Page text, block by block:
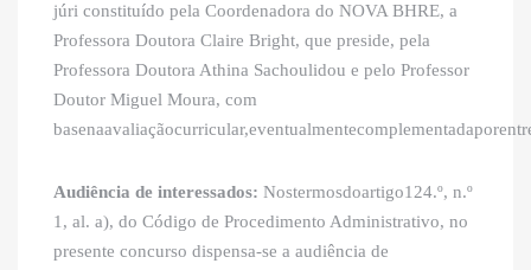
júri constituído pela Coordenadora do NOVA BHRE, a
Professora Doutora Claire Bright, que preside, pela
Professora Doutora Athina Sachoulidou e pelo Professor
Doutor Miguel Moura, com
Audiência de interessados: Nostermosdoartigo124.º, n.º
1, al. a), do Código de Procedimento Administrativo, no
presente concurso dispensa‐se a audiência de